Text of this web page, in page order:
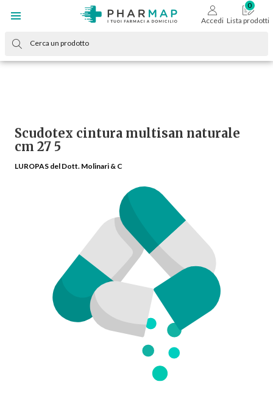
Accedi Lista prodotti
Scudotex cintura multisan naturale
cm 27 5
LUROPAS del Dott. Molinari & C